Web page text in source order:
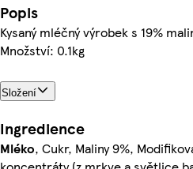
Popis
Kysaný mléčný výrobek s 19%
Množství: 0.1kg
Složení
Ingredience
Mléko, Cukr, Maliny 9%,